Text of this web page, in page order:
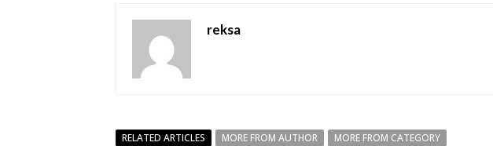
reksa
RELATED ARTICLES MORE FROM AUTHOR MORE FROM CATEGORY